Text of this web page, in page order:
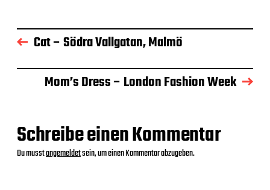
d
a
t
m
Cat – Södra Vallgatan, Malmö
Mom’s Dress – London Fashion Week
Schreibe einen Kommentar
Du musstangemeldetsein, um einen Kommentar abzugeben.